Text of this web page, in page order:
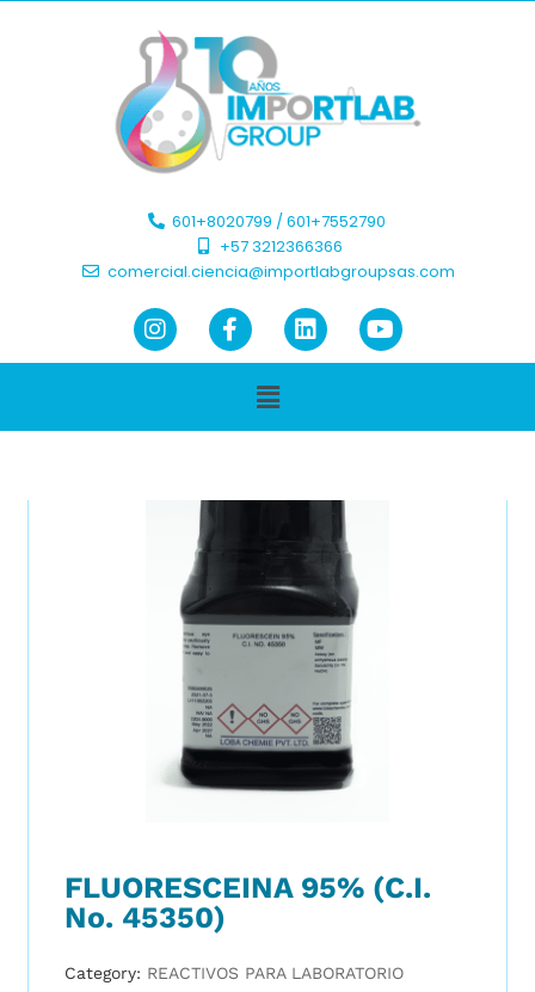
601+8020799 / 601+7552790 ​
+57 3212366366​
comercial.ciencia@importlabgroupsas.com
FLUORESCEINA 95% (C.I.
No. 45350)
Category: REACTIVOS PARA LABORATORIO